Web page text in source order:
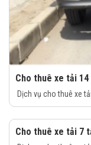
Cho thuê xe tải 14
Dịch vụ cho thuê xe
Cho thuê xe tải 7